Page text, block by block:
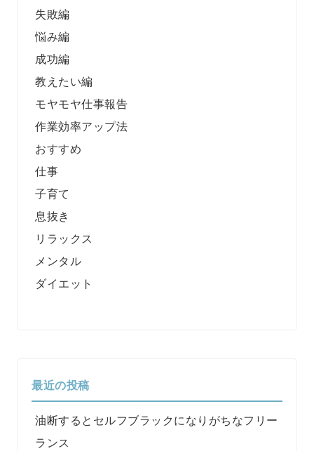
失敗編
悩み編
成功編
教えたい編
モヤモヤ仕事報告
作業効率アップ法
おすすめ
仕事
子育て
息抜き
リラックス
メンタル
ダイエット
最近の投稿
油断するとセルフブラックになりがちなフリー
ランス